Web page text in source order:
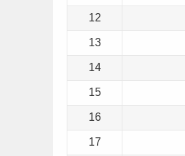
12
13
14
15
16
17